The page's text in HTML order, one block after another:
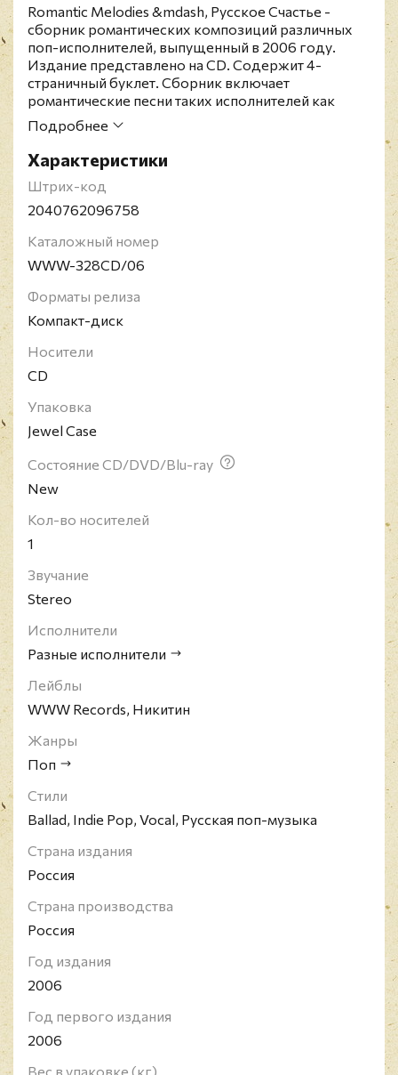
Romantic Melodies &mdash, Русское Счастье -
сборник романтических композиций различных
поп-исполнителей, выпущенный в 2006 году.
Издание представлено на CD. Содержит 4-
страничный буклет. Сборник включает
романтические песни таких исполнителей как
Алёна Свиридова, Гости Из Будущего, Другие
Правила, Шао? Бао! и других. Издание снято с
производства.
Подробнее
Характеристики
Штрих-код
2040762096758
Каталожный номер
WWW-328CD/06
Форматы релиза
Компакт-диск
Носители
CD
Упаковка
Jewel Case
Состояние CD/DVD/Blu-ray
New
Кол-во носителей
1
Звучание
Stereo
Исполнители
Разные исполнители
Лейблы
WWW Records, Никитин
Жанры
Поп
Стили
Ballad, Indie Pop, Vocal, Русская поп-музыка
Страна издания
Россия
Страна производства
Россия
Год издания
2006
Год первого издания
2006
Вес в упаковке (кг)